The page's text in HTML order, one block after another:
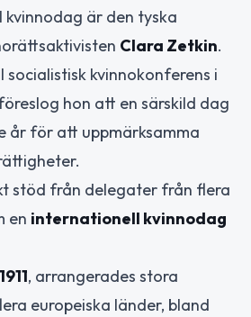
är den tyska
Clara Zetkin.
socialistisk kvinnokonferens i
hon att en särskild dag
år för att uppmärksamma
stöd från delegater från flera
en internationell kvinnodag
1911, arrangerades stora
europeiska länder, bland